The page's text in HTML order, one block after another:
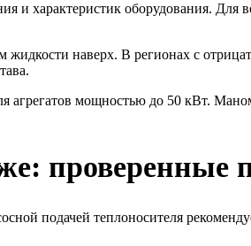
и характеристик оборудования.
наверх. В регионах с
мощностью до 50 кВт.
проверенные
подачей теплоносителя